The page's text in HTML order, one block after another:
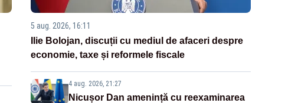
5 aug. 2026, 16:11
Ilie Bolojan, discuții cu mediul de afaceri despre
economie, taxe și reformele fiscale
4 aug. 2026, 21:27
Nicușor Dan amenință cu reexaminarea